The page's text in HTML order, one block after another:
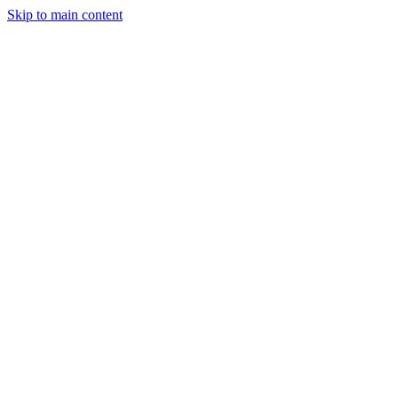
Skip to main content